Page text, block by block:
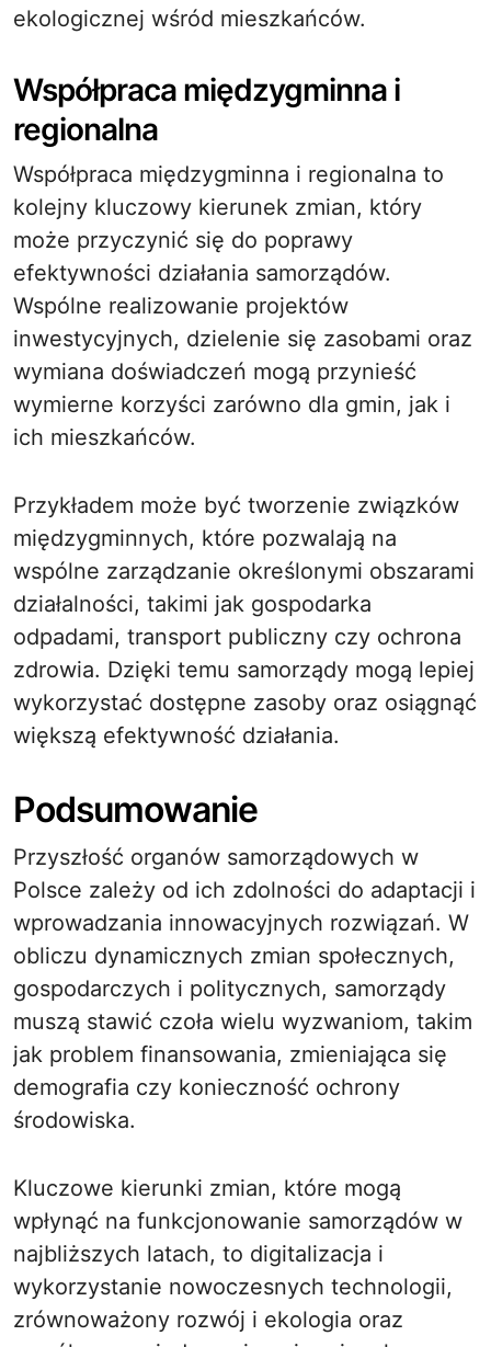
ekologicznej wśród mieszkańców.
Współpraca międzygminna i
regionalna
Współpraca międzygminna i regionalna to
kolejny kluczowy kierunek zmian, który
może przyczynić się do poprawy
efektywności działania samorządów.
Wspólne realizowanie projektów
inwestycyjnych, dzielenie się zasobami oraz
wymiana doświadczeń mogą przynieść
wymierne korzyści zarówno dla gmin, jak i
ich mieszkańców.
Przykładem może być tworzenie związków
międzygminnych, które pozwalają na
wspólne zarządzanie określonymi obszarami
działalności, takimi jak gospodarka
odpadami, transport publiczny czy ochrona
zdrowia. Dzięki temu samorządy mogą lepiej
wykorzystać dostępne zasoby oraz osiągnąć
większą efektywność działania.
Podsumowanie
Przyszłość organów samorządowych w
Polsce zależy od ich zdolności do adaptacji i
wprowadzania innowacyjnych rozwiązań. W
obliczu dynamicznych zmian społecznych,
gospodarczych i politycznych, samorządy
muszą stawić czoła wielu wyzwaniom, takim
jak problem finansowania, zmieniająca się
demografia czy konieczność ochrony
środowiska.
Kluczowe kierunki zmian, które mogą
wpłynąć na funkcjonowanie samorządów w
najbliższych latach, to digitalizacja i
wykorzystanie nowoczesnych technologii,
zrównoważony rozwój i ekologia oraz